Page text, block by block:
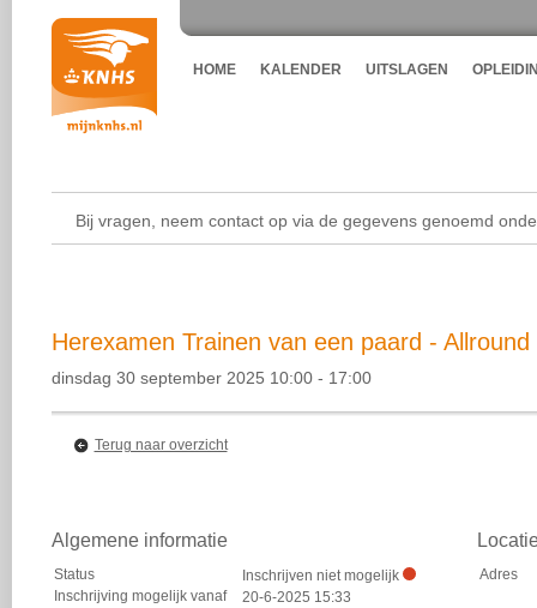
HOME KALENDER UITSLAGEN
Bij vragen, neem contact op via de gegevens genoemd
Herexamen Trainen van een paard -
dinsdag 30 september 2025 10:00 - 17:00
Terug naar overzicht
Algemene informatie
Status
Inschrijven niet mogelijk
Inschrijving mogelijk vanaf
20-6-2025 15:33
Adres